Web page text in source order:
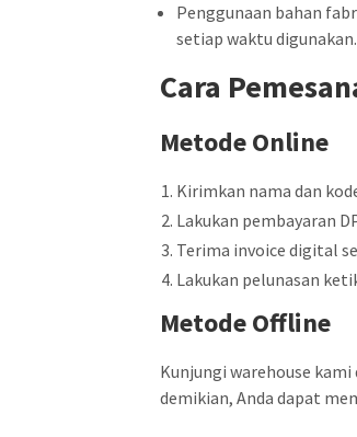
Penggunaan bahan
setiap waktu digunakan.
Cara
Metode Online
Kirimkan nama dan
Lakukan pembayaran
Terima invoice digital
Lakukan pelunasan
Metode Offline
Kunjungi warehouse
demikian, Anda dapat